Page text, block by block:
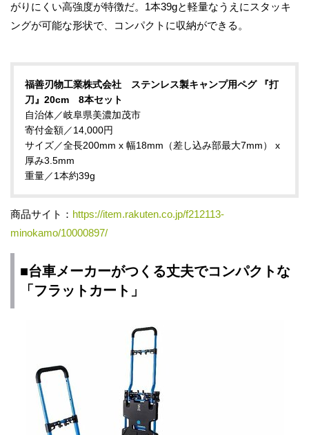
がりにくい高強度が特徴だ。1本39gと軽量なうえにスタッキ
ングが可能な形状で、コンパクトに収納ができる。
福善刃物工業株式会社 ステンレス製キャンプ用ペグ 『打
刀』20cm 8本セット
自治体／岐阜県美濃加茂市
寄付金額／14,000円
サイズ／全長200mm x 幅18mm（差し込み部最大7mm） x
厚み3.5mm
重量／1本約39g
商品サイト： https://item.rakuten.co.jp/f212113-
minokamo/10000897/
■台車メーカーがつくる丈夫でコンパクトな
「フラットカート」